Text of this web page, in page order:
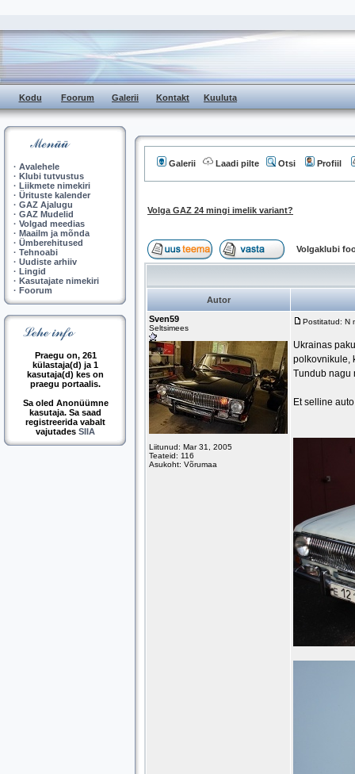
Kodu Foorum Galerii Kontakt Kuuluta
· Avalehele
· Klubi tutvustus
· Liikmete nimekiri
· Ürituste kalender
· GAZ Ajalugu
· GAZ Mudelid
· Volgad meedias
· Maailm ja mõnda
· Ümberehitused
· Tehnoabi
· Uudiste arhiiv
· Lingid
· Kasutajate nimekiri
· Foorum
Praegu on, 261
külastaja(d) ja 1
kasutaja(d) kes on
praegu portaalis.
Sa oled Anonüümne
kasutaja. Sa saad
registreerida vabalt
vajutades SIIA
Galerii Laadi pilte Otsi Profiil
Volga GAZ 24 mingi imelik variant?
Volgaklubi
Autor
Sven59
Seltsimees
Liitunud: Mar 31, 2005
Teateid: 116
Asukoht: Võrumaa
Postitatud: N
Ukrainas
polkovnikule,
Tundub nagu
Et selline